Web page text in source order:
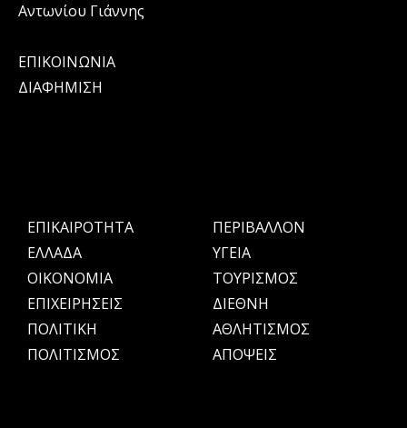
Αντωνίου Γιάννης
ΕΠΙΚΟΙΝΩΝΙΑ
ΔΙΑΦΗΜΙΣΗ
ΕΠΙΚΑΙΡΟΤΗΤΑ
ΕΛΛΑΔΑ
OIKONOMIA
ΕΠΙΧΕΙΡΗΣΕΙΣ
ΠΟΛΙΤΙΚΗ
ΠΟΛΙΤΙΣΜΟΣ
ΠΕΡΙΒΑΛΛΟΝ
ΥΓΕΙΑ
ΤΟΥΡΙΣΜΟΣ
ΔΙΕΘΝΗ
ΑΘΛΗΤΙΣΜΟΣ
ΑΠΟΨΕΙΣ